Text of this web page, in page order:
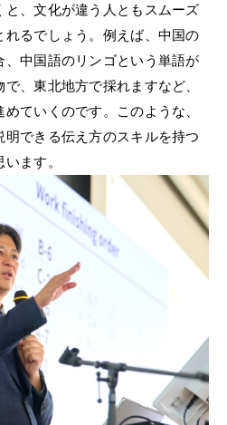
、文化が違う人ともスムーズ
るでしょう。例えば、中国の
、中国語のリンゴという単語が
、東北地方で採れますなど、
ていくのです。このような、
できる伝え方のスキルを持つ
ます。